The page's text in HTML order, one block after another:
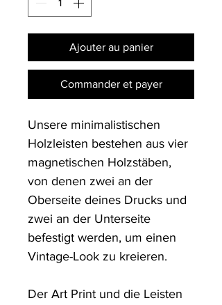
Ajouter au panier
Commander et payer
Unsere minimalistischen
Holzleisten bestehen aus vier
magnetischen Holzstäben,
von denen zwei an der
Oberseite deines Drucks und
zwei an der Unterseite
befestigt werden, um einen
Vintage-Look zu kreieren.
Der Art Print und die Leisten